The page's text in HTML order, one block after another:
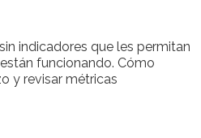
indicadores que les permitan
funcionando. Cómo
y revisar métricas